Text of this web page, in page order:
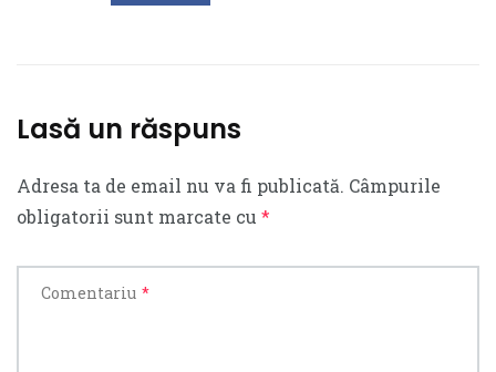
Lasă un răspuns
Adresa ta de email nu va fi publicată. Câmpurile
obligatorii sunt marcate cu *
Comentariu *